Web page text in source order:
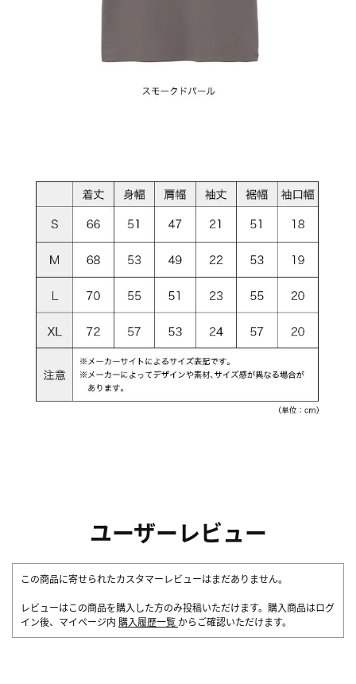
ユーザーレビュー
この商品に寄せられたカスタマーレビューはまだありません。
レビューはこの商品を購入した方のみ投稿いただけます。購入商品はログ
イン後、マイページ内 購入履歴一覧 からご確認いただけます。